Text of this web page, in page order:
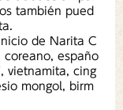
también pued
de Narita C
españo
vietnamita, cing
mongol, birm